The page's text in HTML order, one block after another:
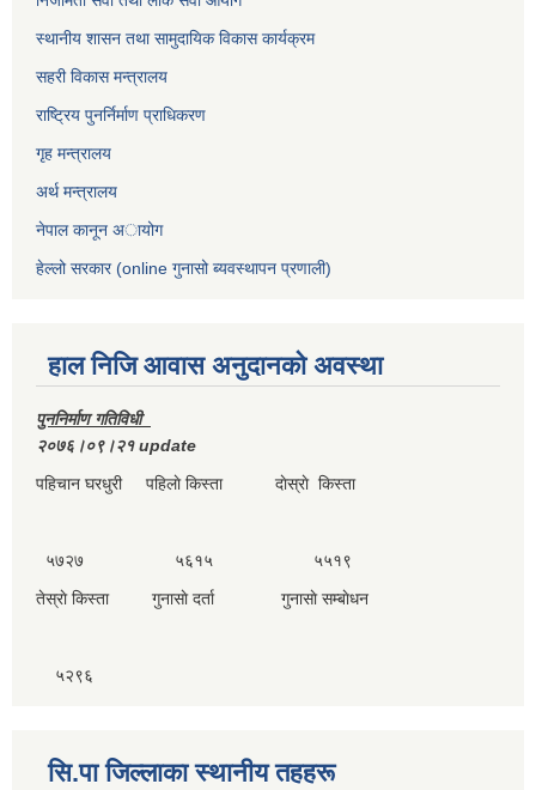
स्थानीय शासन तथा सामुदायिक विकास कार्यक्रम
सहरी विकास मन्त्रालय
राष्ट्रिय पुनर्निर्माण प्राधिकरण
गृह मन्त्रालय
अर्थ मन्त्रालय
नेपाल कानून अायोग
हेल्लो सरकार (online गुनासो ब्यवस्थापन प्रणाली)
हाल निजि आवास अनुदानकाे अवस्था
पुननिर्माण गतिविधी
२०७६।०९।२१ update
पहिचान घरधुरी पहिलाे किस्ता दाेस्राे किस्ता
५७२७ ५६१५ ५५१९
तेस्राे किस्ता गुनासाे दर्ता गुनासाे सम्बाेधन
५२९६
सि.पा जिल्लाका स्थानीय तहहरू